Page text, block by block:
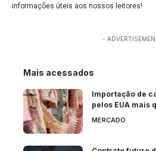
informações úteis aos nossos leitores!
-
Mais acessados
Importação de
pelos EUA mais
MERCADO